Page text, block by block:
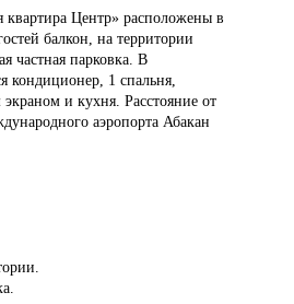
квартира Центр» расположены в
балкон, на территории
частная парковка. В
кондиционер, 1 спальня,
и кухня. Расстояние от
аэропорта Абакан